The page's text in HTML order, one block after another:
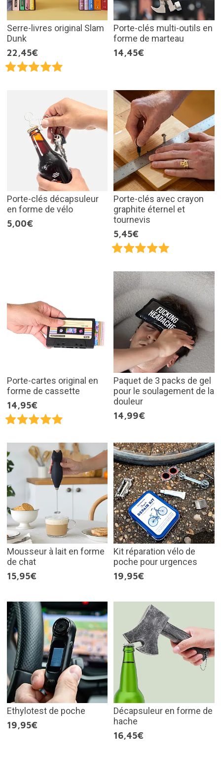
Serre-livres original Slam
Dunk
22,45€
Porte-clés multi-outils en
forme de marteau
14,45€
Porte-clés décapsuleur
en forme de vélo
5,00€
Porte-clés avec crayon
graphite éternel et
tournevis
5,45€
Porte-cartes original en
forme de cassette
14,95€
Paquet de 3 packs de gel
pour le soulagement de la
douleur
14,99€
Mousseur à lait en forme
de chat
15,95€
Kit réparation vélo de
poche pour urgences
19,95€
Ethylotest de poche
19,95€
Décapsuleur en forme de
hache
16,45€